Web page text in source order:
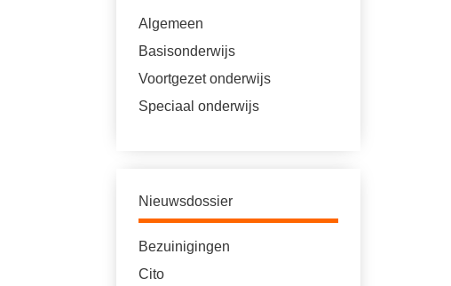
Algemeen
Basisonderwijs
Voortgezet onderwijs
Speciaal onderwijs
Nieuwsdossier
Bezuinigingen
Cito